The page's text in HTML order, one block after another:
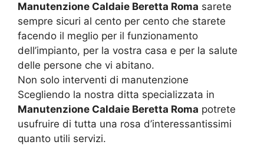
Manutenzione Caldaie Beretta Roma sarete
sempre sicuri al cento per cento che starete
facendo il meglio per il funzionamento
dell’impianto, per la vostra casa e per la salute
delle persone che vi abitano.
Non solo interventi di manutenzione
Scegliendo la nostra ditta specializzata in
Manutenzione Caldaie Beretta Roma potrete
usufruire di tutta una rosa d’interessantissimi
quanto utili servizi.